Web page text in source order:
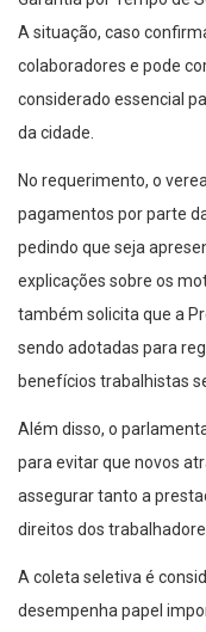
A situação, caso
colaboradores e pode
considerado essencial
da cidade.
No requerimento, o
pagamentos por parte
pedindo que seja
explicações sobre os
também solicita que a
sendo adotadas para
benefícios trabalhistas
Além disso, o
para evitar que novos
assegurar tanto a
direitos dos
A coleta seletiva é
desempenha papel